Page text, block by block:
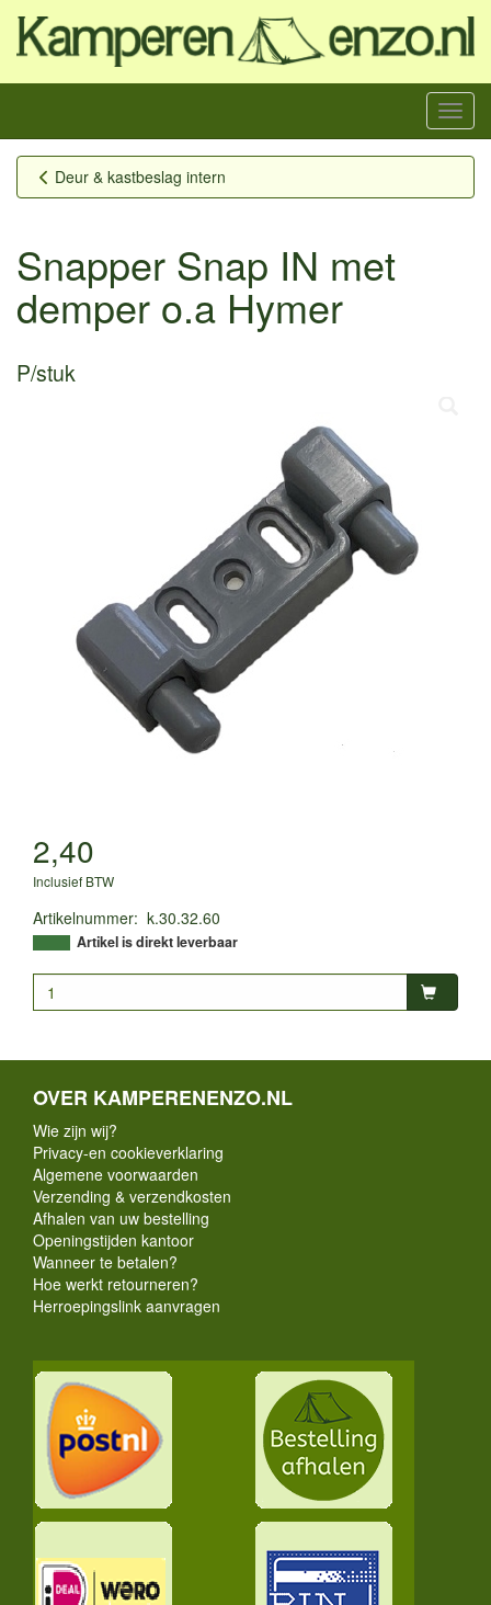
Menu
Deur & kastbeslag intern
Snapper Snap IN met
demper o.a Hymer
P/stuk
2,40
Inclusief BTW
Artikelnummer: k.30.32.60
Artikel is direkt leverbaar
OVER KAMPERENENZO.NL
Wie zijn wij?
Privacy-en cookieverklaring
Algemene voorwaarden
Verzending & verzendkosten
Afhalen van uw bestelling
Openingstijden kantoor
Wanneer te betalen?
Hoe werkt retourneren?
Herroepingslink aanvragen